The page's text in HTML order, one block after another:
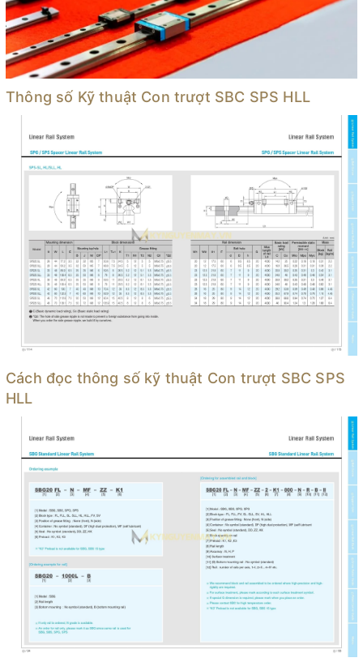
Thông số Kỹ thuật Con trượt SBC SPS HLL
Cách đọc thông số kỹ thuật Con trượt SBC SPS
HLL